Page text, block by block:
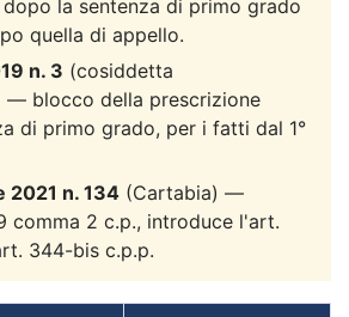
la sentenza di primo grado
quella di appello.
n. 3 (cosiddetta
— blocco della prescrizione
di primo grado, per i fatti dal 1°
2021 n. 134 (Cartabia) —
comma 2 c.p., introduce l'art.
344-bis c.p.p.